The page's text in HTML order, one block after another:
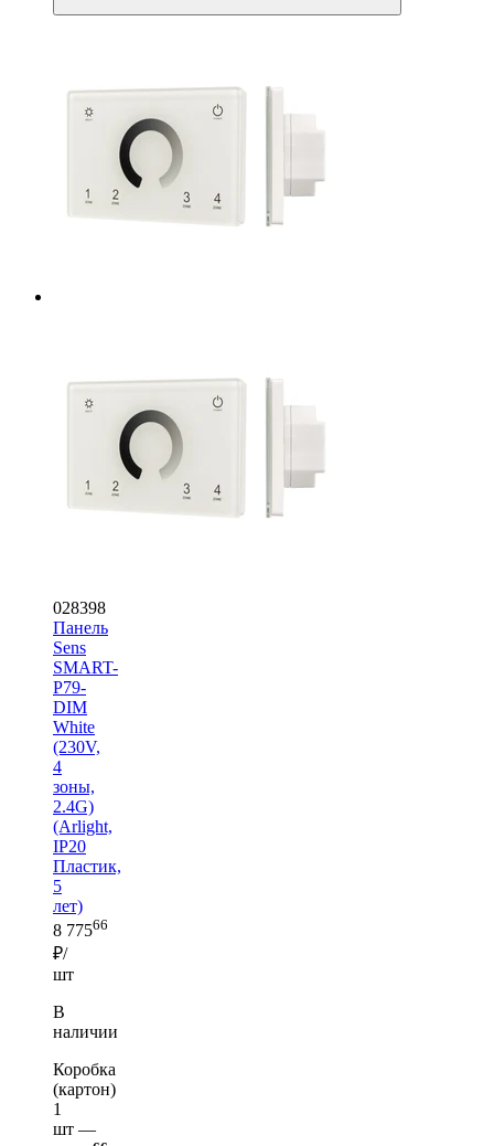
028398
Панель
Sens
SMART-
P79-
DIM
White
(230V,
4
зоны,
2.4G)
(Arlight,
IP20
Пластик,
5
лет)
8 77566
₽/
шт
В
наличии
Коробка
(картон)
1
шт —